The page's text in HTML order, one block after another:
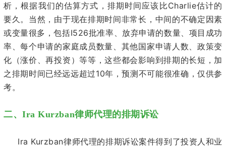
析，根据我们的估算方式，排期时间应该比Charlie估计的
要久。当然，由于现在排期时间非常长，中间的不确定因素
或变量很多，包括I526批准率、放弃申请的数量、项目成功
率、每个申请的家庭成员数量、其他国家申请人数、政策变
化（涨价、再投资）等等，这些都会影响到排期的长短，加
之排期时间已经远远超过10年，预测不可能很准确，仅供参
考。
二、Ira Kurzban律师代理的排期诉讼
Ira Kurzban律师代理的排期诉讼案件得到了投资人和业